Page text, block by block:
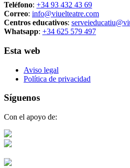
Teléfono: +34 93 432 43 69
Correo: info@viuelteatre.com
Centros educativos:
Whatsapp: +34 625 579 497
Esta web
Aviso legal
Política de privacidad
Síguenos
Con el apoyo de: